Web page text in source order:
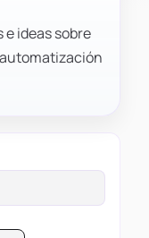
ideas sobre